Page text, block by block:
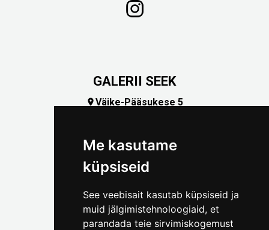
Me kasutame
küpsiseid
See veebisait kasutab küpsiseid ja
muid jälgimistehnoloogiaid, et
parandada teie sirvimiskogemust
GALERII SEEK
Väike-Pääsukese 5